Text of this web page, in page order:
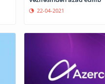
22-04-2021